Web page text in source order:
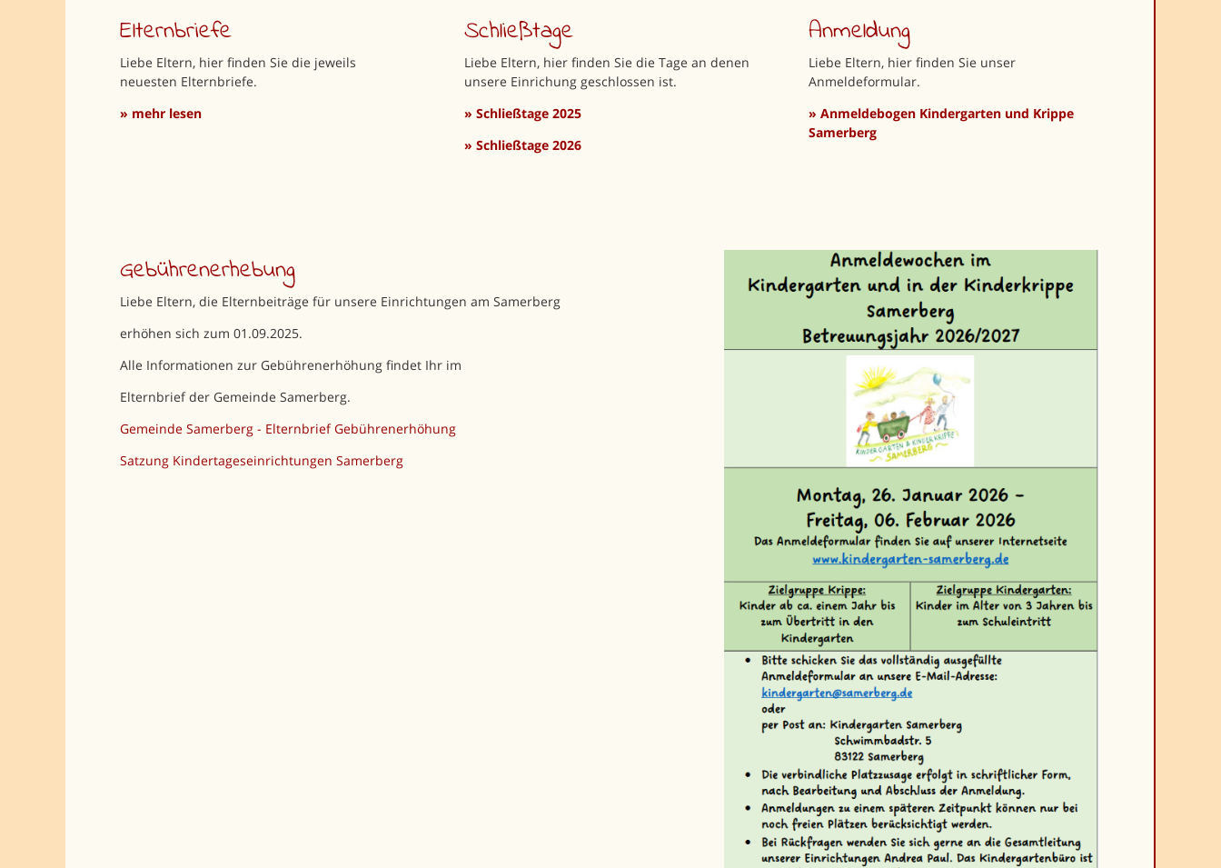
Elternbriefe
Liebe Eltern, hier finden Sie die jeweils
neuesten Elternbriefe.
» mehr lesen
Schließtage
Liebe Eltern, hier finden Sie die Tage an denen
unsere Einrichung geschlossen ist.
»Schließtage 2025
»Schließtage 2026
Anmeldung
Liebe Eltern, hier finden Sie unser
Anmeldeformular.
»Anmeldebogen Kindergarten und Krippe
Samerberg
Gebührenerhebung
Liebe Eltern, die Elternbeiträge für unsere Einrichtungen am Samerberg
erhöhen sich zum 01.09.2025.
Alle Informationen zur Gebührenerhöhung findet Ihr im
Elternbrief der Gemeinde Samerberg.
Gemeinde Samerberg - Elternbrief Gebührenerhöhung
Satzung Kindertageseinrichtungen Samerberg